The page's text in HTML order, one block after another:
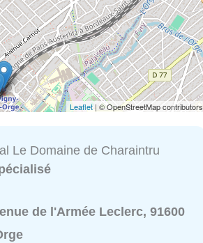
Leaflet| © OpenStreetMap contributors
Le Domaine de Charaintru
de l'Armée Leclerc, 91600